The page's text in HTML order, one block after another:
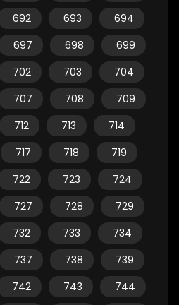
692 693
694
697 698
699
702 703
704
707 708
709
712 713
714
717 718
719
722 723
724
727 728
729
732 733
734
737 738
739
742 743
744